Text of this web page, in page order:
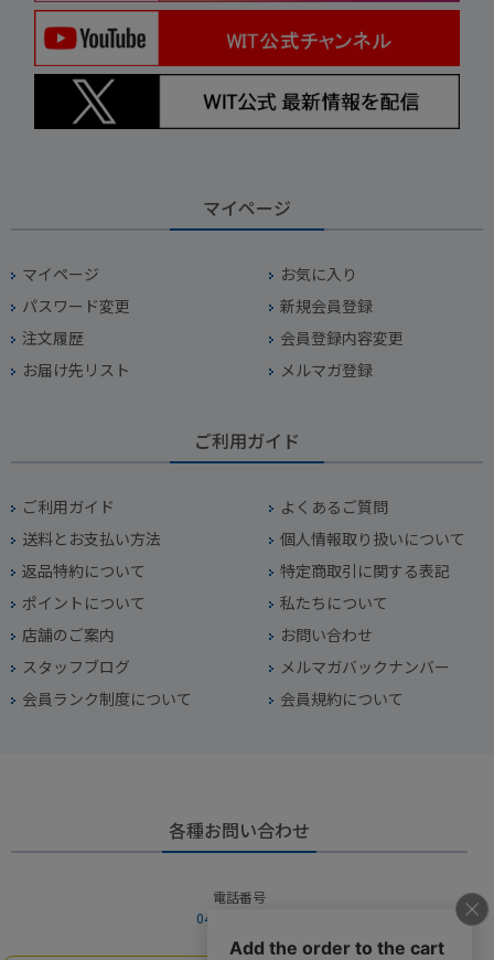
マイページ
マイページ
お気に入り
パスワード変更
新規会員登録
注文履歴
会員登録内容変更
お届け先リスト
メルマガ登録
ご利用ガイド
ご利用ガイド
よくあるご質問
送料とお支払い方法
個人情報取り扱いについて
返品特約について
特定商取引に関する表記
ポイントについて
私たちについて
店舗のご案内
お問い合わせ
スタッフブログ
メルマガバックナンバー
会員ランク制度について
会員規約について
各種お問い合わせ
電話番号
045-949-2451
営業時間